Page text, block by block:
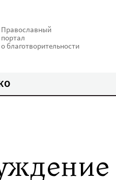
Православный
портал
о благотворительности